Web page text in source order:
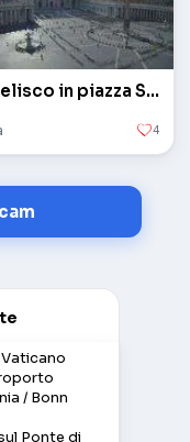
L'obelisco in piazza San Pietro in Vaticano
4
/ Bonn
Ponte di